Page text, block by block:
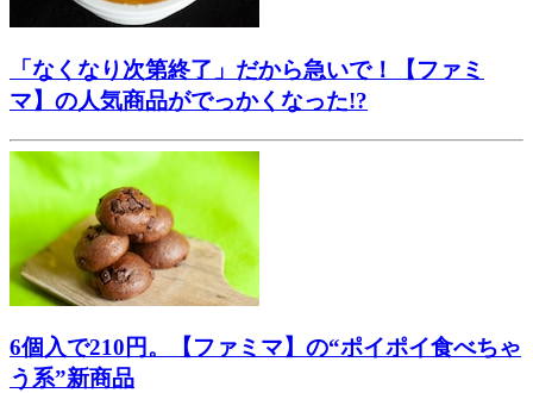
「なくなり次第終了」だから急いで！【ファミ
マ】の人気商品がでっかくなった!?
6個入で210円。【ファミマ】の“ポイポイ食べちゃ
う系”新商品